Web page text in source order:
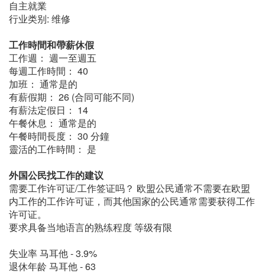
自主就業
行业类别: 维修
工作時間和帶薪休假
工作週： 週一至週五
每週工作時間： 40
加班： 通常是的
有薪假期： 26 (合同可能不同)
有薪法定假日： 14
午餐休息： 通常是的
午餐時間長度： 30 分鐘
靈活的工作時間： 是
外国公民找工作的建议
需要工作许可证/工作签证吗？ 欧盟公民通常不需要在欧盟
内工作的工作许可证，而其他国家的公民通常需要获得工作
许可证。
要求具备当地语言的熟练程度 等级有限
失业率 马耳他 - 3.9%
退休年龄 马耳他 - 63